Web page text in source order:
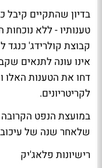
בדיון שהתקיים
טענותיו - ללא
קבוצת קולרידג'
אינו עונה לתנאים
דחו את הטענות האלו
לקריטריונים.
במועצת הנפט הקרובה
שלאחר שנה של
רישיונות פלאג'יק